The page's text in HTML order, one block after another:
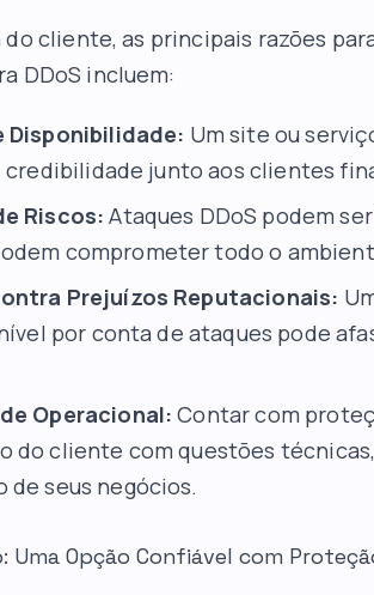
cliente, as principais razões
DDoS incluem:
Disponibilidade: Um site ou
junto aos clientes
Riscos: Ataques DDoS podem
comprometer todo o
Prejuízos Reputacionais:
por conta de ataques pode
Operacional: Contar com
do cliente com questões
seus negócios.
Uma Opção Confiável com